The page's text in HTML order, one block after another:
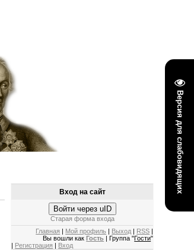
Версия для слабовидящих
Вход на сайт
Войти через uID
Старая форма входа
Главная
Мой профиль Выход RSS
Вы вошли как Гость | Группа "Гости"
Регистрация Вход